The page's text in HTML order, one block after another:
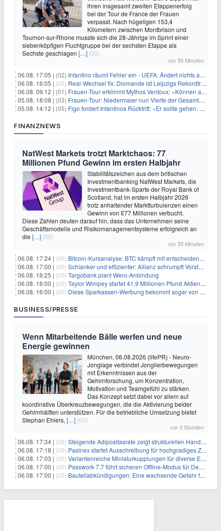
ihren insgesamt zweiten Etappenerfolg
bei der Tour de France der Frauen
verpasst. Nach hügeligen 153,4
Kilometern zwischen Montbrison und
Tournon-sur-Rhone musste sich die 28-Jährige im Sprint einer
siebenköpfigen Fluchtgruppe bei der sechsten Etappe als
Sechste geschlagen […] (00)
vor 55 Minuten
06.08. 17:05 | (02) Infantino räumt Fehler ein - UEFA: Ändert nichts an Boykott
06.08. 16:05 | (00) Real-Wechsel fix: Diomande ist Leipzigs Rekordtransfer
06.08. 09:12 | (01) Frauen-Tour erklimmt Mythos Ventoux: «Können alles schaffen»
05.08. 18:08 | (03) Frauen-Tour: Niedermaier nun Vierte der Gesamtwertung
05.08. 14:12 | (05) Figo fordert Infantinos Rücktritt: «Er sollte gehen. Jetzt»
FINANZNEWS
NatWest Markets trotzt Marktchaos: 77
Millionen Pfund Gewinn im ersten Halbjahr
Stabilitätszeichen aus dem britischen
Investmentbanking NatWest Markets, die
Investmentbank-Sparte der Royal Bank of
Scotland, hat im ersten Halbjahr 2026
trotz anhaltender Marktturbulenzen einen
Gewinn von £77 Millionen verbucht.
Diese Zahlen deuten darauf hin, dass das Unternehmen seine
Geschäftsmodelle und Risikomanagementsysteme erfolgreich an
die […] (00)
vor 55 Minuten
06.08. 17:24 | (00) Bitcoin-Kursanalyse: BTC kämpft mit entscheidender $65K-Hürde, während sich ein Liquidationscluster aufbaut
06.08. 17:00 | (00) Schlanker und effizienter: Allianz schrumpft Vorstand auf 8 Köpfe – das steckt dahinter
06.08. 16:25 | (00) Targobank plant Wero-Anbindung
06.08. 16:00 | (00) Taylor Wimpey startet 41,9 Millionen Pfund Aktienrückkauf – was Anleger wissen müssen
06.08. 16:00 | (00) Diese Sparkassen-Werbung bekommt sogar von der Konkurrenz Lob
BUSINESS/PRESSE
Wenn Mitarbeitende Bälle werfen und neue
Energie gewinnen
München, 06.08.2026 (lifePR) - Neuro-
Jonglage verbindet Jonglierbewegungen
mit Erkenntnissen aus der
Gehirnforschung, um Konzentration,
Motivation und Teamgefühl zu stärken.
Das Konzept setzt dabei vor allem auf
koordinative Überkreuzbewegungen, die die Aktivierung beider
Gehirnhälften unterstützen. Für die betriebliche Umsetzung bietet
Stephan Ehlers,[…] (00)
vor 2 Stunden
06.08. 17:34 | (00) Steigende Adipositasrate zeigt strukturellen Handlungsbedarf bei der Ernährung schulpflichtiger Kinder
06.08. 17:18 | (00) Pasinex startet Ausschreibung für hochgradiges Zinksulfidkonzentrat mit Germanium- und Silbergehalten und stellt ein Betriebsupdate bereit
06.08. 17:03 | (00) Variantenreiche Miniaturkupplungen für diverse Einsatzbereiche
06.08. 17:00 | (00) Passwork 7.7 führt sicheren Offline-Modus für Desktop- und Mobile-Apps ein
06.08. 17:00 | (00) Bauteilabkündigungen: Eine wachsende Gefahr für industrielle Elektroniksysteme